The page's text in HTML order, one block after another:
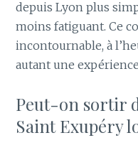
depuis Lyon plus
moins fatiguant. Ce
incontournable, à
autant une
Peut-on sortir
Saint Exupéry